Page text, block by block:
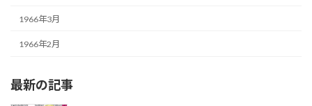
1966年3月
1966年2月
最新の記事